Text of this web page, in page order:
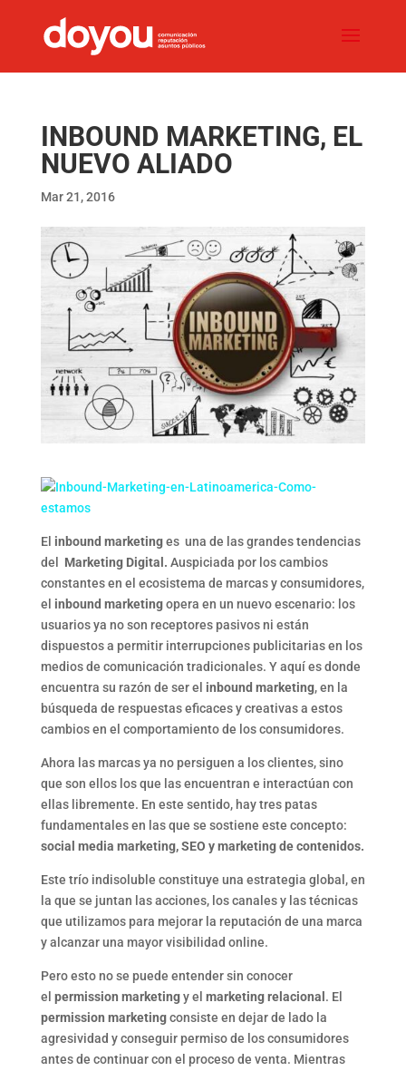
INBOUND MARKETING, EL
NUEVO ALIADO
Mar 21, 2016
El inbound marketinges una de las grandes tendencias
del Marketing Digital. Auspiciada por los cambios
constantes en el ecosistema de marcas y consumidores,
el inbound marketingopera en un nuevo escenario: los
usuarios ya no son receptores pasivos ni están
dispuestos a permitir interrupciones publicitarias en los
medios de comunicación tradicionales. Y aquí es donde
encuentra su razón de ser el inbound marketing, en la
búsqueda de respuestas eficaces y creativas a estos
cambios en el comportamiento de los consumidores.
Ahora las marcas ya no persiguen a los clientes, sino
que son ellos los que las encuentran e interactúan con
ellas libremente. En este sentido, hay tres patas
fundamentales en las que se sostiene este concepto:
social media marketing, SEO y marketing de contenidos.
Este trío indisoluble constituye una estrategia global, en
la que se juntan las acciones, los canales y las técnicas
que utilizamos para mejorar la reputación de una marca
y alcanzar una mayor visibilidad online.
Pero esto no se puede entender sin conocer
el permission marketingy el marketing relacional . El
permission marketingconsiste en dejar de lado la
agresividad y conseguir permiso de los consumidores
antes de continuar con el proceso de venta. Mientras